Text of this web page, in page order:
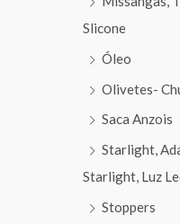
Slicone
Óleo
Olivetes-
Saca Anzois
Starlight,
Starlight, Luz
Stoppers